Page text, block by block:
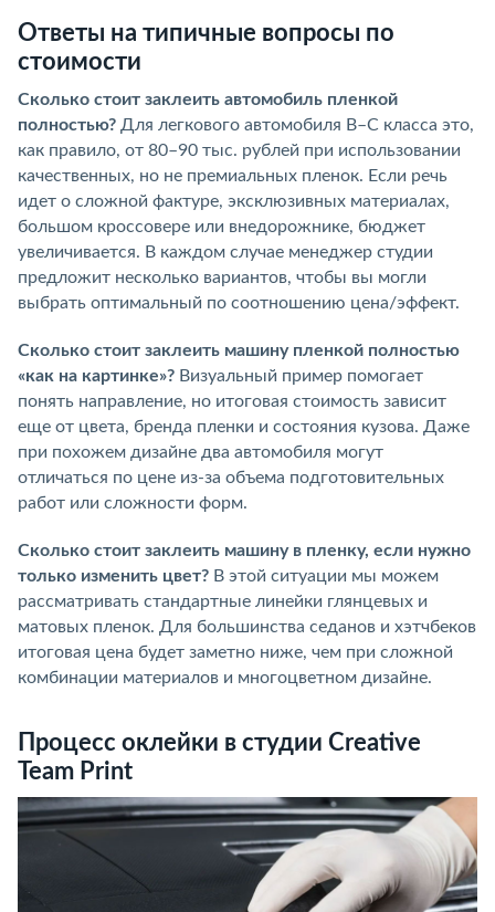
Ответы на типичные вопросы по
стоимости
Сколько стоит заклеить автомобиль пленкой
полностью? Для легкового автомобиля B–C класса это,
как правило, от 80–90 тыс. рублей при использовании
качественных, но не премиальных пленок. Если речь
идет о сложной фактуре, эксклюзивных материалах,
большом кроссовере или внедорожнике, бюджет
увеличивается. В каждом случае менеджер студии
предложит несколько вариантов, чтобы вы могли
выбрать оптимальный по соотношению цена/эффект.
Сколько стоит заклеить машину пленкой полностью
«как на картинке»? Визуальный пример помогает
понять направление, но итоговая стоимость зависит
еще от цвета, бренда пленки и состояния кузова. Даже
при похожем дизайне два автомобиля могут
отличаться по цене из-за объема подготовительных
работ или сложности форм.
Сколько стоит заклеить машину в пленку, если нужно
только изменить цвет? В этой ситуации мы можем
рассматривать стандартные линейки глянцевых и
матовых пленок. Для большинства седанов и хэтчбеков
итоговая цена будет заметно ниже, чем при сложной
комбинации материалов и многоцветном дизайне.
Процесс оклейки в студии Creative
Team Print